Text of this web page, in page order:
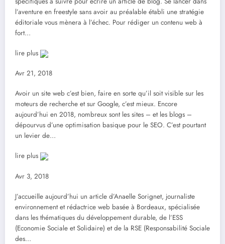
l’aventure en freestyle sans avoir au préalable établi une stratégie
éditoriale vous mènera à l’échec. Pour rédiger un contenu web à
fort…
lire plus
Avr 21, 2018
Avoir un site web c’est bien, faire en sorte qu’il soit visible sur les
moteurs de recherche et sur Google, c’est mieux. Encore
aujourd’hui en 2018, nombreux sont les sites – et les blogs –
dépourvus d’une optimisation basique pour le SEO. C’est pourtant
un levier de…
lire plus
Avr 3, 2018
J’accueille aujourd’hui un article d’Anaelle Sorignet, journaliste
environnement et rédactrice web basée à Bordeaux, spécialisée
dans les thématiques du développement durable, de l’ESS
(Economie Sociale et Solidaire) et de la RSE (Responsabilité Sociale
des…